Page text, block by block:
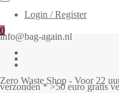
Login / Register
0
info@bag-again.nl
Zero Waste Shop - Voor 22
verzonden * >50 euro gratis